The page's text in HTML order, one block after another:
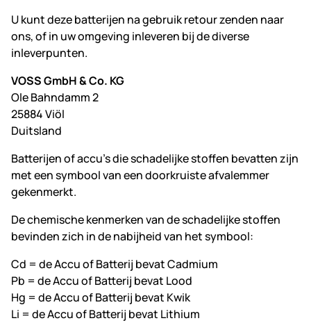
U kunt deze batterijen na gebruik retour zenden naar
ons, of in uw omgeving inleveren bij de diverse
inleverpunten.
VOSS GmbH & Co. KG
Ole Bahndamm 2
25884 Viöl
Duitsland
Batterijen of accu's die schadelijke stoffen bevatten zijn
met een symbool van een doorkruiste afvalemmer
gekenmerkt.
De chemische kenmerken van de schadelijke stoffen
bevinden zich in de nabijheid van het symbool:
Cd = de Accu of Batterij bevat Cadmium
Pb = de Accu of Batterij bevat Lood
Hg = de Accu of Batterij bevat Kwik
Li = de Accu of Batterij bevat Lithium